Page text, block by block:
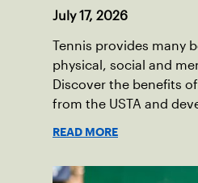
July 17, 2026
Tennis provides many
physical, social and
Discover the benefits
from the USTA and
READ MORE